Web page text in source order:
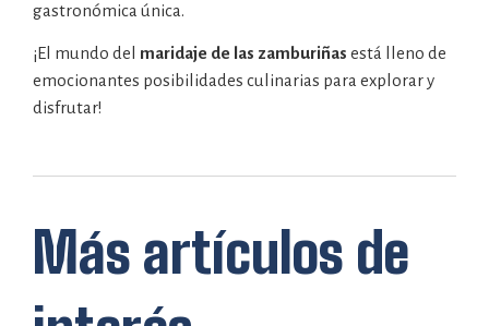
gastronómica única.
¡El mundo del maridaje de las zamburiñas está lleno de
emocionantes posibilidades culinarias para explorar y
disfrutar!
Más artículos de